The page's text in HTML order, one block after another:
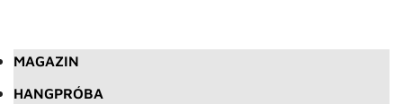
MAGAZIN
HANGPRÓBA